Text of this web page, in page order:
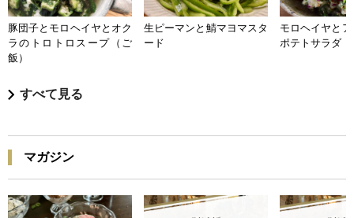
豚団子とモロヘイヤとオク
ラのトロトロスープ（ご
飯）
生ピーマンと鯖マヨマスタ
ード
モロヘイヤと
ポテトサラダ
すべて見る
マガジン